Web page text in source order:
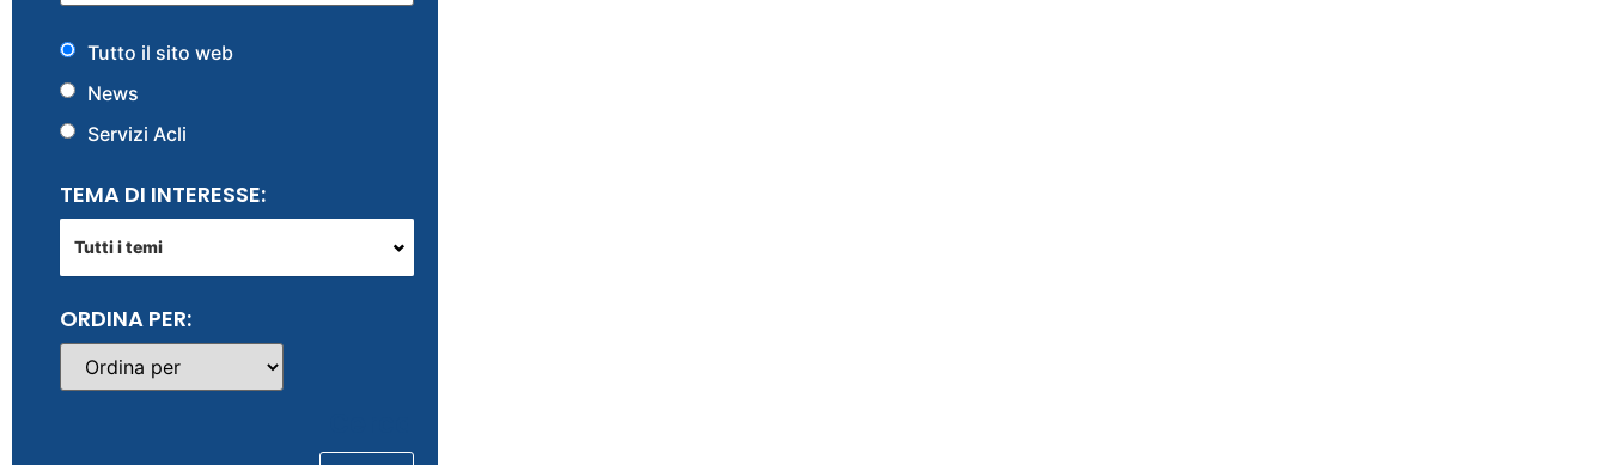
Tutto il sito web
News
Servizi Acli
TEMA DI INTERESSE:
Tutti i temi
ORDINA PER: